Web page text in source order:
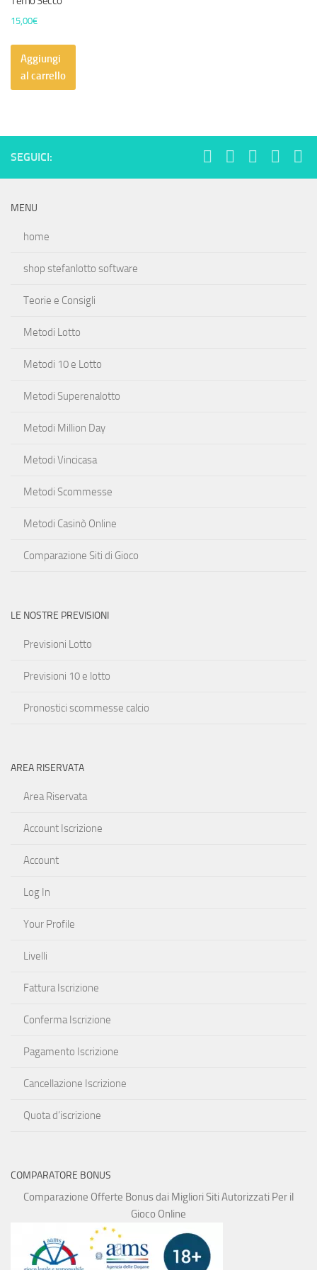
15,00€
Aggiungi
al carrello
SEGUICI:
MENU
home
shop stefanlotto software
Teorie e Consigli
Metodi Lotto
Metodi 10 e Lotto
Metodi Superenalotto
Metodi Million Day
Metodi Vincicasa
Metodi Scommesse
Metodi Casinò Online
Comparazione Siti di Gioco
LE NOSTRE PREVISIONI
Previsioni Lotto
Previsioni 10 e lotto
Pronostici scommesse calcio
AREA RISERVATA
Area Riservata
Account Iscrizione
Account
Log In
Your Profile
Livelli
Fattura Iscrizione
Conferma Iscrizione
Pagamento Iscrizione
Cancellazione Iscrizione
Quota d’iscrizione
COMPARATORE BONUS
Comparazione Offerte Bonus dai Migliori Siti Autorizzati Per il
Gioco Online